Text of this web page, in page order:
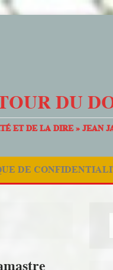
DU
ET DE LA DIRE » JEAN
DE